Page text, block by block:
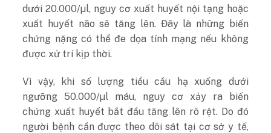
dưới 20.000/µl, nguy cơ xuất huyết nội tạng hoặc
xuất huyết não sẽ tăng lên. Đây là những biến
chứng nặng có thể đe dọa tính mạng nếu không
được xử trí kịp thời.
Vì vậy, khi số lượng tiểu cầu hạ xuống dưới
ngưỡng 50.000/µl máu, nguy cơ xảy ra biến
chứng xuất huyết bắt đầu tăng lên rõ rệt. Do đó
người bệnh cần được theo dõi sát tại cơ sở y tế,